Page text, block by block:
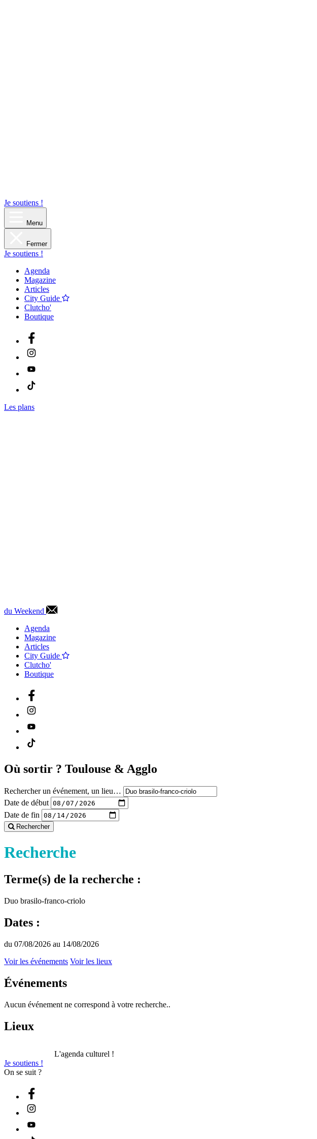
Je soutiens !
Menu
Fermer
Je soutiens !
Agenda
Magazine
Articles
City Guide
Clutcho'
Boutique
Les plans
du Weekend
Agenda
Magazine
Articles
City Guide
Clutcho'
Boutique
Où sortir ? Toulouse & Agglo
Rechercher un événement, un lieu…
Date de début
Date de fin
Rechercher
Recherche
Terme(s) de la recherche :
Duo brasilo-franco-criolo
Dates :
du 07/08/2026 au 14/08/2026
Voir les événements Voir les lieux
Événements
Aucun événement ne correspond à votre recherche..
Lieux
L'agenda culturel !
Je soutiens !
On se suit ?